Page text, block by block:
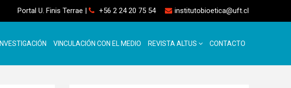
Portal U. Finis Terrae | +56 2 24 20 75 54 institutobioetica@uft.cl
INVESTIGACIÓN VINCULACIÓN CON EL MEDIO REVISTA ALTUS CONTACTO